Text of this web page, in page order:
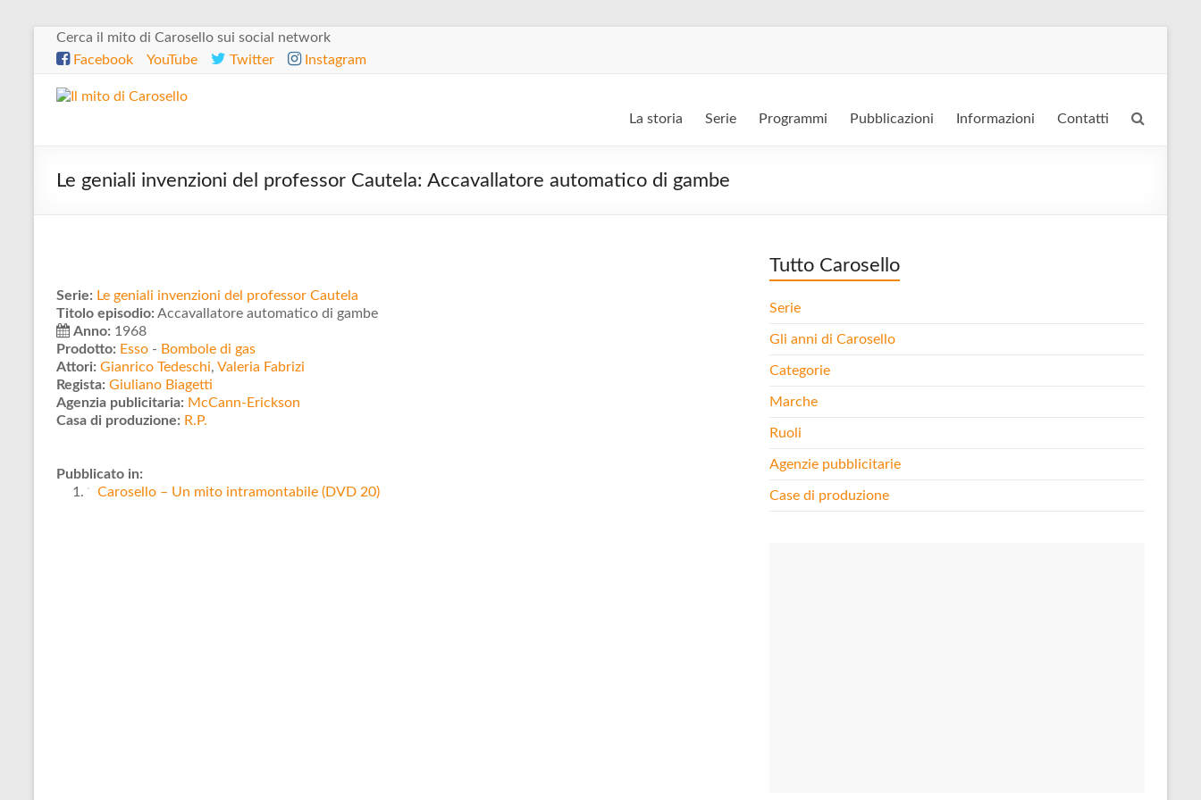
SaltaCerca il mito di Carosello sui social network
Facebook
YouTube Twitter Instagram
Il
di
La storia Serie Programmi Pubblicazioni Informazioni Contatti
Le geniali invenzioni del professor Cautela: Accavallatore automatico di gambe
Serie: Le geniali invenzioni del professor Cautela
Titolo episodio: Accavallatore automatico di gambe
Anno: 1968
Prodotto: Esso - Bombole di gas
Attori: Gianrico Tedeschi, Valeria Fabrizi
Regista: Giuliano Biagetti
Agenzia publicitaria: McCann-Erickson
Casa di produzione: R.P.
Pubblicato in:
Carosello – Un mito intramontabile (DVD 20)
Tutto Carosello
Serie
Gli anni di Carosello
Categorie
Marche
Ruoli
Agenzie pubblicitarie
Case di produzione